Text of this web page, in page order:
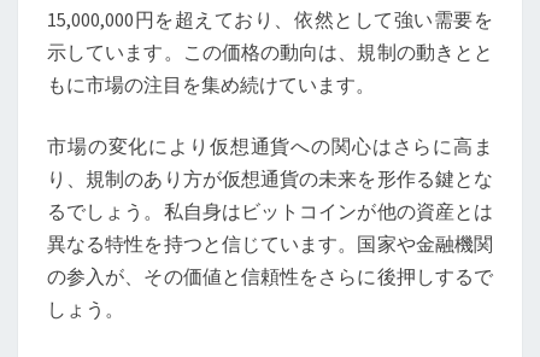
15,000,000円を超えており、依然として強い需要を
示しています。この価格の動向は、規制の動きとと
もに市場の注目を集め続けています。
市場の変化により仮想通貨への関心はさらに高ま
り、規制のあり方が仮想通貨の未来を形作る鍵とな
るでしょう。私自身はビットコインが他の資産とは
異なる特性を持つと信じています。国家や金融機関
の参入が、その価値と信頼性をさらに後押しするで
しょう。